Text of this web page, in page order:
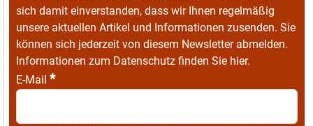
sich damit einverstanden, dass wir Ihnen regelmäßig
unsere aktuellen Artikel und Informationen zusenden. Sie
können sich jederzeit von diesem Newsletter abmelden.
Informationen zum Datenschutz finden Sie hier.
E-Mail *